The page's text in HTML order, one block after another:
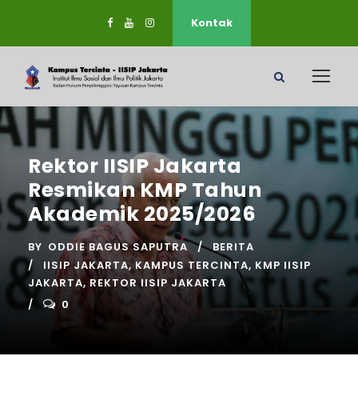
Kontak
Rektor IISIP Jakarta
Resmikan KMP Tahun
Akademik 2025/2026
BY ODDIE BAGUS SAPUTRA
BERITA
IISIP JAKARTA, KAMPUS TERCINTA, KMP IISIP
JAKARTA, REKTOR IISIP JAKARTA
0